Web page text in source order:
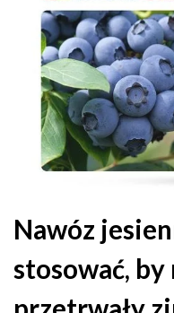
Nawóz
stosować,